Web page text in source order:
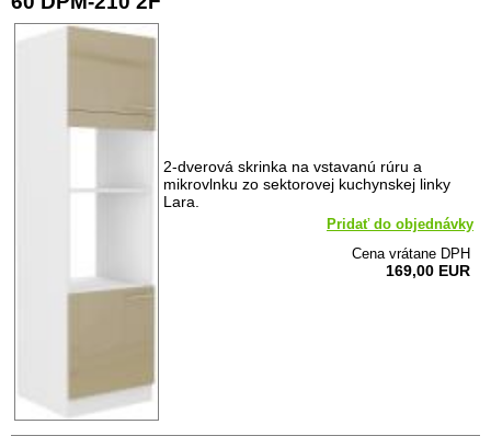
2-dverová skrinka na vstavanú rúru a
mikrovlnku zo sektorovej kuchynskej linky
Lara.
Pridať do objednávky
Cena vrátane DPH
169,00 EUR